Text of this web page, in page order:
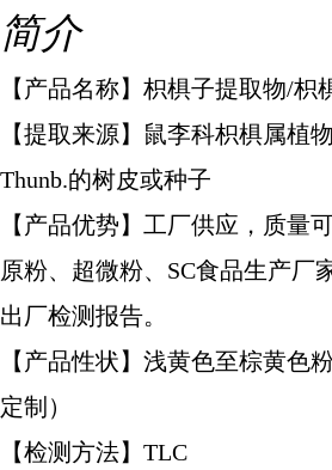
简介
【产品名称】枳椇子提取物/枳
【提取来源】鼠李科枳椇属植
Thunb.的树皮或种子
【产品优势】工厂供应，质量
原粉、超微粉、SC食品生产厂
出厂检测报告。
【产品性状】浅黄色至棕黄色
定制）
【检测方法】TLC